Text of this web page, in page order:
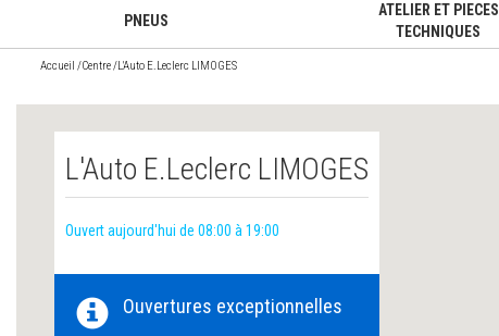
PNEUS
ATELIER ET PIECES
TECHNIQUES
Accueil /Centre/L'Auto E.Leclerc LIMOGES
L'Auto E.Leclerc LIMOGES
Ouvert aujourd'hui de 08:00 à 19:00
Ouvertures exceptionnelles